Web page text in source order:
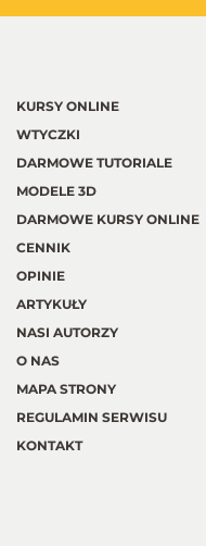
KURSY ONLINE
WTYCZKI
DARMOWE TUTORIALE
MODELE 3D
DARMOWE KURSY ONLINE
CENNIK
OPINIE
ARTYKUŁY
NASI AUTORZY
O NAS
MAPA STRONY
REGULAMIN SERWISU
KONTAKT